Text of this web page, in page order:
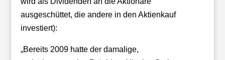
ausgeschüttet, die andere in den Aktienkauf
investiert):
„Bereits 2009 hatte der damalige,